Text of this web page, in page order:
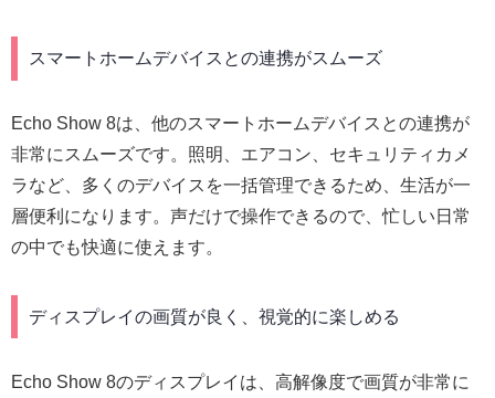
スマートホームデバイスとの連携がスムーズ
Echo Show 8は、他のスマートホームデバイスとの連携が
非常にスムーズです。照明、エアコン、セキュリティカメ
ラなど、多くのデバイスを一括管理できるため、生活が一
層便利になります。声だけで操作できるので、忙しい日常
の中でも快適に使えます。
ディスプレイの画質が良く、視覚的に楽しめる
Echo Show 8のディスプレイは、高解像度で画質が非常に